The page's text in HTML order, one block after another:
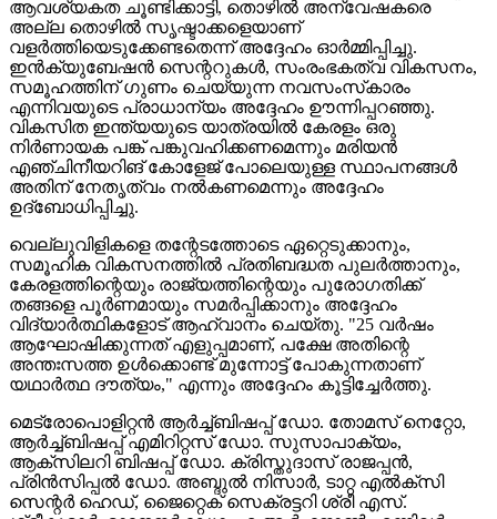
ആവശ്യകത ചൂണ്ടിക്കാട്ടി, തൊഴിൽ അന്വേഷകരെ
അല്ല തൊഴിൽ സൃഷ്ടാക്കളെയാണ്
വളർത്തിയെടുക്കേണ്ടതെന്ന് അദ്ദേഹം ഓര്‍മ്മിപ്പിച്ചു.
ഇൻക്യുബേഷൻ സെന്ററുകൾ, സംരംഭകത്വ വികസനം,
സമൂഹത്തിന് ഗുണം ചെയ്യുന്ന നവസംസ്‌കാരം
എന്നിവയുടെ പ്രാധാന്യം അദ്ദേഹം ഊന്നിപ്പറഞ്ഞു.
വികസിത ഇന്ത്യയുടെ യാത്രയിൽ കേരളം ഒരു
നിർണായക പങ്ക് പങ്കുവഹിക്കണമെന്നും മരിയൻ
എഞ്ചിനീയറിങ് കോളേജ് പോലെയുള്ള സ്ഥാപനങ്ങൾ
അതിന് നേതൃത്വം നൽകണമെന്നും അദ്ദേഹം
ഉദ്ബോധിപ്പിച്ചു.
വെല്ലുവിളികളെ തന്റേടത്തോടെ ഏറ്റെടുക്കാനും,
സമൂഹിക വികസനത്തിൽ പ്രതിബദ്ധത പുലർത്താനും,
കേരളത്തിന്റെയും രാജ്യത്തിന്റെയും പുരോഗതിക്ക്
തങ്ങളെ പൂര്‍ണമായും സമർപ്പിക്കാനും അദ്ദേഹം
വിദ്യാർത്ഥികളോട് ആഹ്വാനം ചെയ്തു. "25 വർഷം
ആഘോഷിക്കുന്നത് എളുപ്പമാണ്, പക്ഷേ അതിന്റെ
അന്തഃസത്ത ഉള്‍ക്കൊണ്ട് മുന്നോട്ട് പോകുന്നതാണ്
യഥാർത്ഥ ദൗത്യം," എന്നും അദ്ദേഹം കൂട്ടിച്ചേർത്തു.
മെട്രോപൊളിറ്റൻ ആർച്ച്ബിഷപ്പ് ഡോ. തോമസ് നെറ്റോ,
ആർച്ച്ബിഷപ്പ് എമിറിറ്റസ് ഡോ. സുസാപാക്യം,
ആക്സിലറി ബിഷപ്പ് ഡോ. ക്രിസ്തുദാസ് രാജപ്പൻ,
പ്രിൻസിപ്പൽ ഡോ. അബ്ദുൽ നിസാർ, ടാറ്റ എൽക്സി
സെന്റർ ഹെഡ്, ജൈറ്റെക് സെക്രട്ടറി ശ്രീ എസ്.